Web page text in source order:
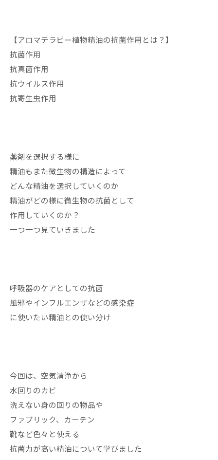
【アロマテラピー植物精油の抗菌作用とは？】
抗菌作用
抗真菌作用
抗ウイルス作用
抗寄生虫作用
薬剤を選択する様に
精油もまた微生物の構造によって
どんな精油を選択していくのか
精油がどの様に微生物の抗菌として
作用していくのか？
一つ一つ見ていきました
呼吸器のケアとしての抗菌
風邪やインフルエンザなどの感染症
に使いたい精油との使い分け
今回は、空気清浄から
水回りのカビ
洗えない身の回りの物品や
ファブリック、カーテン
靴など色々と使える
抗菌力が高い精油について学びました